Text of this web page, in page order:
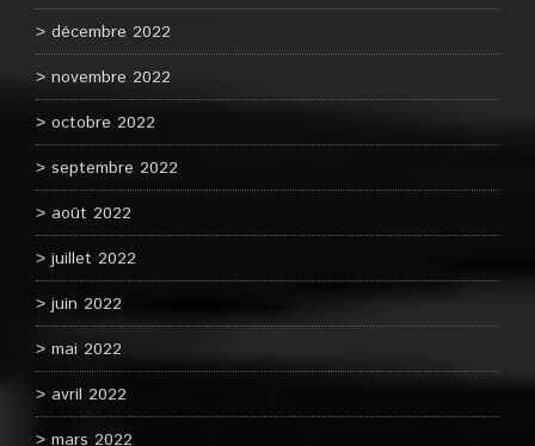
décembre 2022
novembre 2022
octobre 2022
septembre 2022
août 2022
juillet 2022
juin 2022
mai 2022
avril 2022
mars 2022